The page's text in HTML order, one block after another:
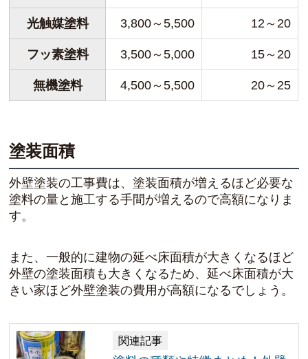
光触媒塗料 3,800～5,500 12～20
フッ素塗料 3,500～5,000 15～20
無機塗料 4,500～5,500 20～25
塗装面積
外壁塗装の工事費は、塗装面積が増えるほど必要な
塗料の量と施工する手間が増えるので高額になりま
す。
また、一般的に建物の延べ床面積が大きくなるほど
外壁の塗装面積も大きくなるため、延べ床面積が大
きい家ほど外壁塗装の費用が高額になるでしょう。
関連記事